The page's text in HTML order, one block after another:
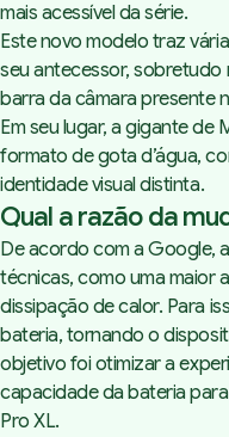
mais acessível da série.
Este novo modelo traz
seu antecessor, sobretudo
barra da câmara presente
Em seu lugar, a gigante de
formato de gota d’água,
identidade visual distinta.
Qual a razão da
De acordo com a Google,
técnicas, como uma maior
dissipação de calor. Para
bateria, tornando o
objetivo foi otimizar a
capacidade da bateria
Pro XL.